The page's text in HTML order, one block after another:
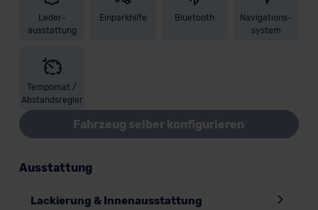
Leder-
ausstattung
Einparkhilfe Bluetooth
Navigations-
system
Tempomat /
Abstandsregler
Fahrzeug selber konfigurieren
Ausstattung
Lackierung & Innenausstattung